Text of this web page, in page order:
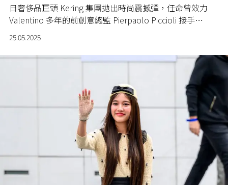
日奢侈品巨頭 Kering 集團拋出時尚震撼彈，任命曾效力
Valentino 多年的前創意總監 Pierpaolo Piccioli 接手
Balenciaga 新任創意總監一職。這位高訂大師曾以大膽前
衛的 PP Pink 將 Valentino 打造成現象級文化符號，設計過
轟動一時的高訂牛仔褲，入行以來成就出無數令人難忘的
時尚時刻。而他本人生性愛低調，不戀社交場，將聚光留
給作品，但江湖依舊處處流傳 PP 的傳說，今回就為各位讀
者解開關於 Pierpaolo Piccioli 你可能不知道的 4 件事！
25.05.2025